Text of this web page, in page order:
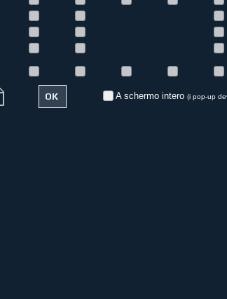
A schermo intero (i pop-up